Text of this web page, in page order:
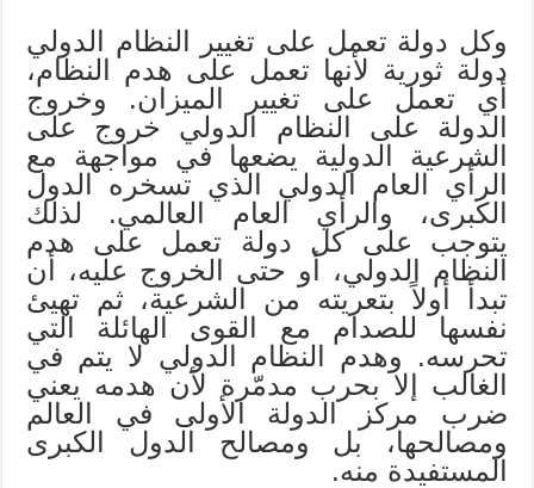
وكل دولة تعمل على تغيير النظام الدولي
دولة ثورية لأنها تعمل على هدم النظام،
أي تعمل على تغيير الميزان. وخروج
الدولة على النظام الدولي خروج على
الشرعية الدولية يضعها في مواجهة مع
الرأي العام الدولي الذي تسخره الدول
الكبرى، والرأي العام العالمي. لذلك
يتوجب على كل دولة تعمل على هدم
النظام الدولي، أو حتى الخروج عليه، أن
تبدأ أولاً بتعريته من الشرعية، ثم تهيئ
نفسها للصدام مع القوى الهائلة التي
تحرسه. وهدم النظام الدولي لا يتم في
الغالب إلا بحرب مدمّرة لأن هدمه يعني
ضرب مركز الدولة الأولى في العالم
ومصالحها، بل ومصالح الدول الكبرى
المستفيدة منه.